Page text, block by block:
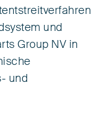
und
Group NV in
und